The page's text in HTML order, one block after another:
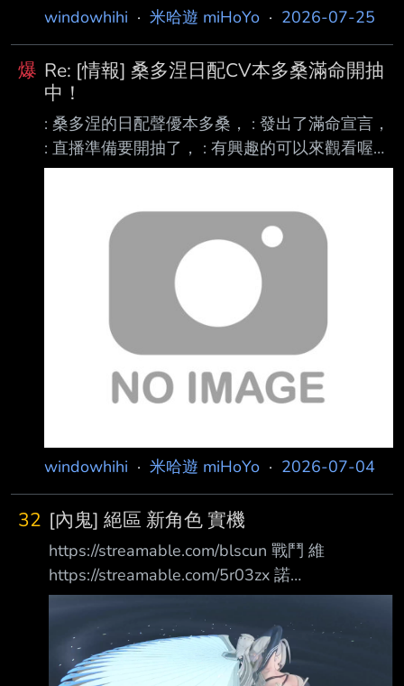
windowhihi · 米哈遊 miHoYo · 2026-07-25
爆 Re: [情報] 桑多涅日配CV本多桑滿命開抽
中！
: 桑多涅的日配聲優本多桑， : 發出了滿命宣言，
: 直播準備要開抽了， : 有興趣的可以來觀看喔，
: 目前線上21000同接中～ :
v=PSsPm3jEI20 上次抽太慘沒抽完 希望今次十
連雙金 https://www.youtube.com/live/9-zqfuj-
rzg?si=PUm-RXCcwSlEnebR ----- Sent from
JPTT on my Realme RMX3820. --
windowhihi · 米哈遊 miHoYo · 2026-07-04
32 [內鬼] 絕區 新角色 實機
https://streamable.com/blscun 戰鬥 維
https://streamable.com/5r03zx 諾
https://streamable.com/hw1xqd
https://i.imgur.com/VJhwVW2.png 意味明顯的
特寫 --